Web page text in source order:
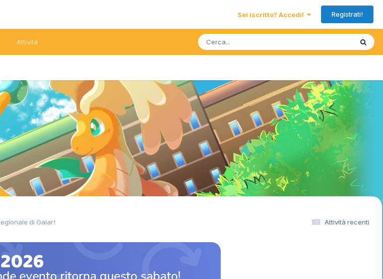
Sei iscritto? Accedi! Registrati!
Attività
Attività recenti
di Galar!